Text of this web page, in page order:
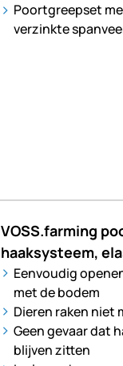
Poortgreepset
verzinkte
VOSS.farming
haaksysteem,
Eenvoudig
met de bodem
Dieren raken niet
Geen gevaar dat
blijven zitten